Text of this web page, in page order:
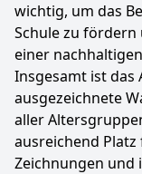
wichtig, um das
Schule zu fördern
einer
Insgesamt ist das
ausgezeichnete
aller
ausreichend
Zeichnungen und